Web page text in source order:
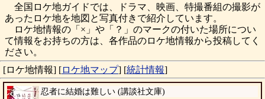
全国ロケ地ガイドでは、ドラマ、映画、特撮番組の撮影が
あったロケ地を地図と写真付きで紹介しています。
ロケ地情報の「×」や「？」のマークの付いた場所につい
て情報をお持ちの方は、各作品のロケ地情報から投稿してく
ださい。
[ロケ地情報] [ロケ地マップ] [統計情報]
忍者に結婚は難しい (講談社文庫)